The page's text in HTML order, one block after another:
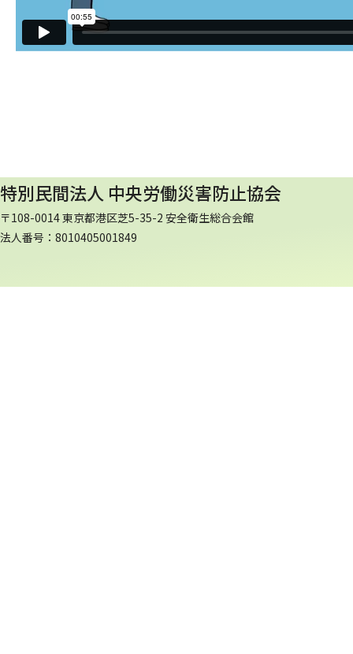
特別民間法人 中央労働災害防止協会
〒108-0014 東京都港区芝5-35-2 安全衛生総合会館
法人番号：8010405001849